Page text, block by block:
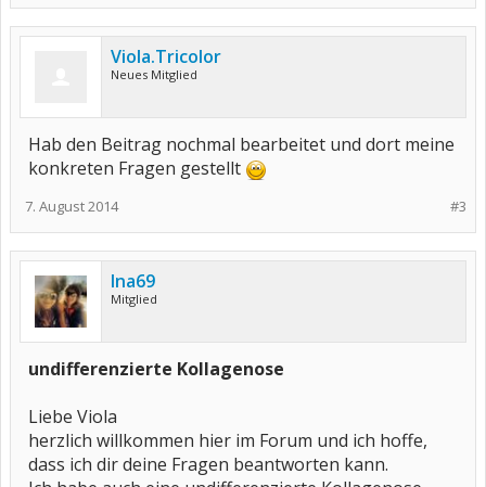
Viola.Tricolor
Neues Mitglied
Hab den Beitrag nochmal bearbeitet und dort meine
konkreten Fragen gestellt
#3
7. August 2014
Ina69
Mitglied
undifferenzierte Kollagenose
Liebe Viola
herzlich willkommen hier im Forum und ich hoffe,
dass ich dir deine Fragen beantworten kann.